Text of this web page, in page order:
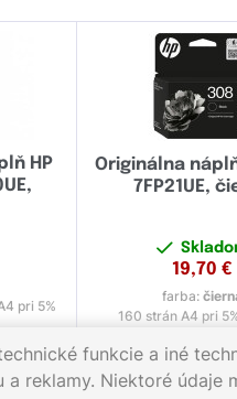
HP
pri 5%
Originálna
7FP21UE,
19,70 €
farba:
160 strán A4 pri
funkcie a iné
a reklamy. Niektoré údaje